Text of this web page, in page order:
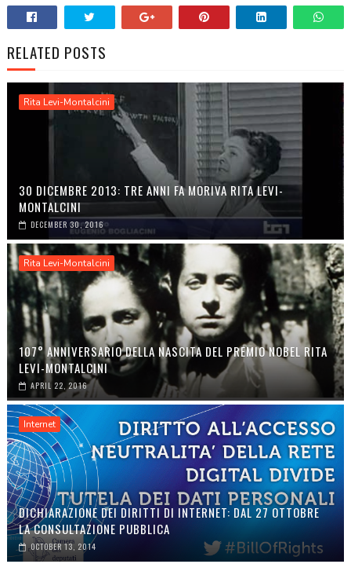
RELATED POSTS
Rita Levi-Montalcini
30 DICEMBRE 2013: TRE ANNI FA MORIVA RITA LEVI-
MONTALCINI
DECEMBER 30, 2016
Rita Levi-Montalcini
107° ANNIVERSARIO DELLA NASCITA DEL PREMIO NOBEL RITA
LEVI-MONTALCINI
APRIL 22, 2016
Internet
DICHIARAZIONE DEI DIRITTI DI INTERNET: DAL 27 OTTOBRE
LA CONSULTAZIONE PUBBLICA
OCTOBER 13, 2014